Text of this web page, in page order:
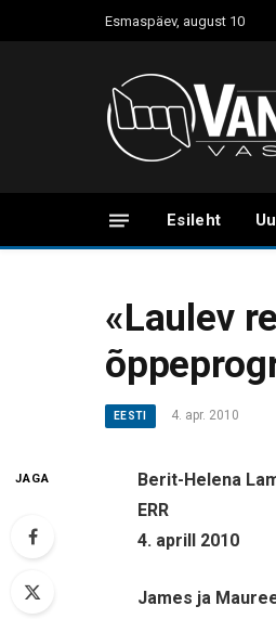
Esmaspäev, august 10
Esileht
«Laulev
EESTI 4. apr. 2010
JAGA
Berit-Helena
ERR
4. aprill 2010
James ja